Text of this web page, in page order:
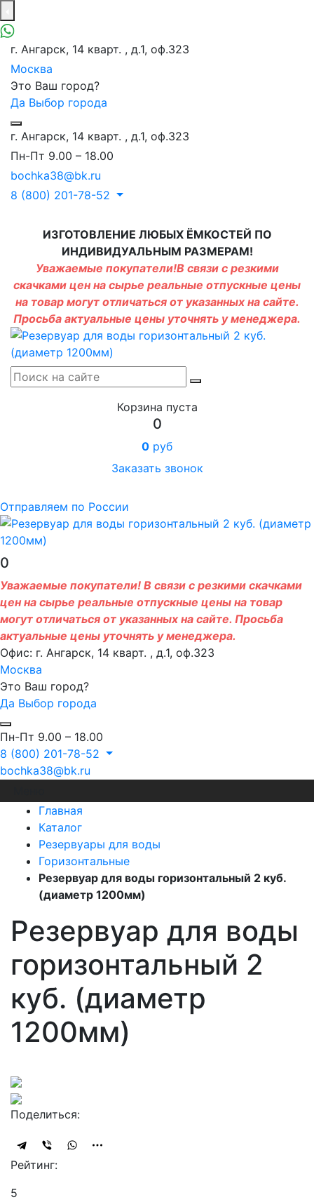
г. Ангарск, 14 кварт. , д.1, оф.323
Москва
Это Ваш город?
Да Выбор города
г. Ангарск, 14 кварт. , д.1, оф.323
Пн-Пт 9.00 – 18.00
bochka38@bk.ru
8 (800) 201-78-52
ИЗГОТОВЛЕНИЕ ЛЮБЫХ ЁМКОСТЕЙ ПО
ИНДИВИДУАЛЬНЫМ РАЗМЕРАМ!
Уважаемые покупатели!В связи с резкими
скачками цен на сырье реальные отпускные цены
на товар могут отличаться от указанных на сайте.
Просьба актуальные цены уточнять у менеджера.
Корзина пуста
0
0 руб
Заказать звонок
Отправляем по России
0
Уважаемые покупатели! В связи с резкими скачками
цен на сырье реальные отпускные цены на товар
могут отличаться от указанных на сайте. Просьба
актуальные цены уточнять у менеджера.
Офис: г. Ангарск, 14 кварт. , д.1, оф.323
Москва
Это Ваш город?
Да Выбор города
Пн-Пт 9.00 – 18.00
8 (800) 201-78-52
bochka38@bk.ru
Главная
Каталог
Резервуары для воды
Горизонтальные
Резервуар для воды горизонтальный 2 куб.
(диаметр 1200мм)
Резервуар для воды
горизонтальный 2
куб. (диаметр
1200мм)
Поделиться:
Рейтинг:
5